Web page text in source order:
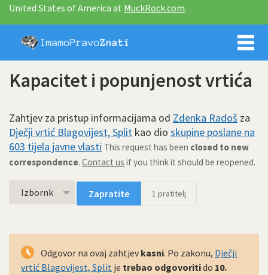
United States of America at MuckRock.com.
Imamo
Kapacitet i popunjenost vrtića
Zahtjev za pristup informacijama od Zdenka Radoš za
Dječji vrtić Blagovijest, Split kao dio skupine poslane na
603 tijela javne vlasti This request has been closed to new
correspondence. Contact us if you think it should be reopened.
Izbornk Zapratite 1 pratitelj
Odgovor na ovaj zahtjev kasni. Po zakonu, Dječji
vrtić Blagovijest, Split je trebao odgovoritido 10.